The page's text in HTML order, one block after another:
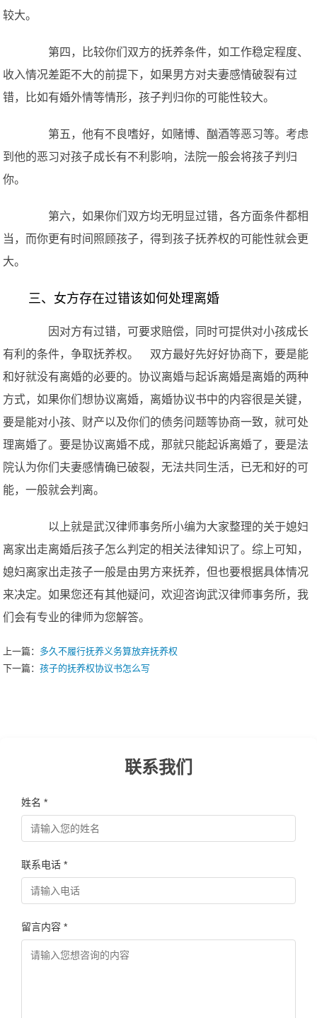
较大。
第四，比较你们双方的抚养条件，如工作稳定程度、
收入情况差距不大的前提下，如果男方对夫妻感情破裂有过
错，比如有婚外情等情形，孩子判归你的可能性较大。
第五，他有不良嗜好，如赌博、酗酒等恶习等。考虑
到他的恶习对孩子成长有不利影响，法院一般会将孩子判归
你。
第六，如果你们双方均无明显过错，各方面条件都相
当，而你更有时间照顾孩子，得到孩子抚养权的可能性就会更
大。
三、女方存在过错该如何处理离婚
因对方有过错，可要求赔偿，同时可提供对小孩成长
有利的条件，争取抚养权。 双方最好先好好协商下，要是能
和好就没有离婚的必要的。协议离婚与起诉离婚是离婚的两种
方式，如果你们想协议离婚，离婚协议书中的内容很是关键，
要是能对小孩、财产以及你们的债务问题等协商一致，就可处
理离婚了。要是协议离婚不成，那就只能起诉离婚了，要是法
院认为你们夫妻感情确已破裂，无法共同生活，已无和好的可
能，一般就会判离。
以上就是武汉律师事务所小编为大家整理的关于媳妇
离家出走离婚后孩子怎么判定的相关法律知识了。综上可知，
媳妇离家出走孩子一般是由男方来抚养，但也要根据具体情况
来决定。如果您还有其他疑问，欢迎咨询武汉律师事务所，我
们会有专业的律师为您解答。
上一篇： 多久不履行抚养义务算放弃抚养权
下一篇：孩子的抚养权协议书怎么写
联系我们
姓名 *
联系电话 *
留言内容 *